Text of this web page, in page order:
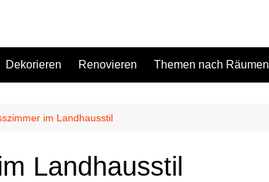
Dekorieren Renovieren Themen nach Räumen
Schlafzimmer
im Landhausstil
Landhausstil